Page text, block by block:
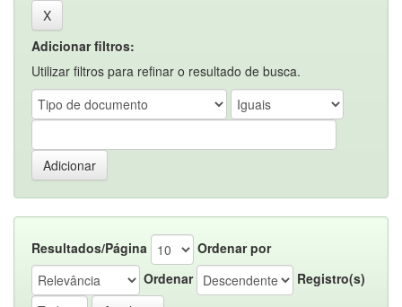
Adicionar filtros:
Utilizar filtros para refinar o resultado de busca.
Resultados/Página
Ordenar por
Ordenar
Registro(s)